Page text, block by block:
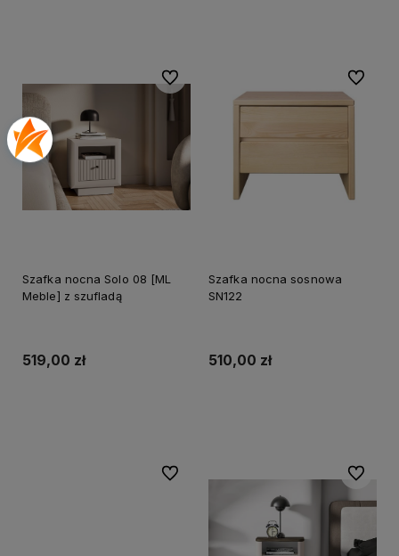
Szafka nocna Solo 08 [ML
Meble] z szufladą
519,00 zł
Do ulubionych
Szafka nocna sosnowa
SN122
510,00 zł
Do
Do ulubionych Do